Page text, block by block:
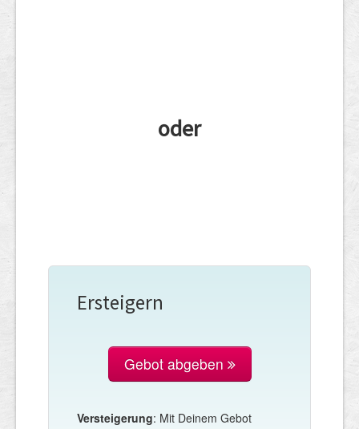
oder
Ersteigern
Gebot abgeben
Versteigerung: Mit Deinem Gebot